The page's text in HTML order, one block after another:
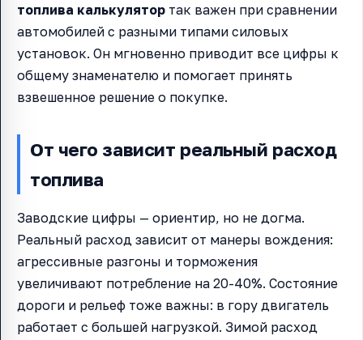
топлива калькулятор так важен при сравнении
автомобилей с разными типами силовых
установок. Он мгновенно приводит все цифры к
общему знаменателю и помогает принять
взвешенное решение о покупке.
От чего зависит реальный расход
топлива
Заводские цифры — ориентир, но не догма.
Реальный расход зависит от манеры вождения:
агрессивные разгоны и торможения
увеличивают потребление на 20-40%. Состояние
дороги и рельеф тоже важны: в гору двигатель
работает с большей нагрузкой. Зимой расход